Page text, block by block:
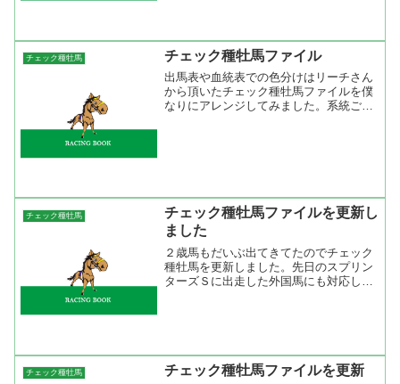
チェック種牡馬 チェック種牡馬ファイル
出馬表や血統表での色分けはリーチさん
から頂いたチェック種牡馬ファイルを僕
なりにアレンジしてみました。系統ごと
チェック種牡馬
チェック種牡馬ファイルを更新し
ました
２歳馬もだいぶ出てきてたのでチェック
種牡馬を更新しました。先日のスプリン
ターズＳに出走した外国馬にも対応して
チェック種牡馬 チェック種牡馬ファイルを更新